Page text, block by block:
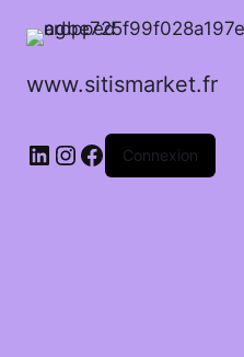
www.sitismarket.fr
LinkedIn
Instagram
Facebook
Connexion